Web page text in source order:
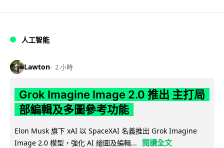
人工智能
Lawton 2 小時
Grok Imagine Image 2.0 推出 主打局
部編輯及多圖參考功能
Elon Musk 旗下 xAI 以 SpaceXAI 名義推出 Grok Imagine
Image 2.0 模型，強化 AI 繪圖及編輯...
閱讀全文